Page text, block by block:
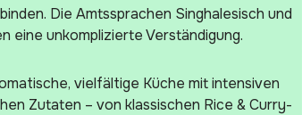
Die Amtssprachen Singhalesisch und
eine unkomplizierte Verständigung.
vielfältige Küche mit intensiven
Zutaten – von klassischen Rice & Curry-